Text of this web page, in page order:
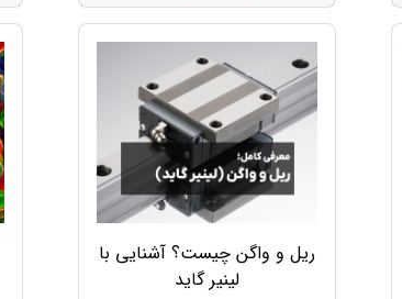
ریل و واگن چیست؟ آشنایی با
لینیر گاید